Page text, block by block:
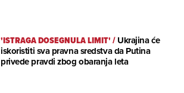
'ISTRAGA DOSEGNULA LIMIT'/Ukrajina će
iskoristiti sva pravna sredstva da Putina
privede pravdi zbog obaranja leta